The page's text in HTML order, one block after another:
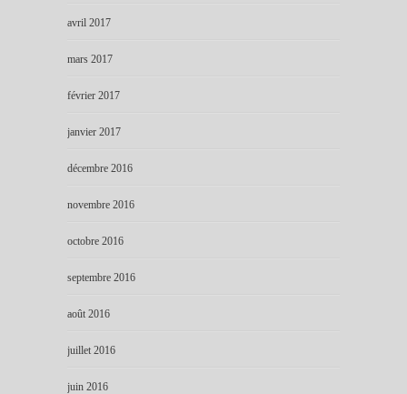
avril 2017
mars 2017
février 2017
janvier 2017
décembre 2016
novembre 2016
octobre 2016
septembre 2016
août 2016
juillet 2016
juin 2016